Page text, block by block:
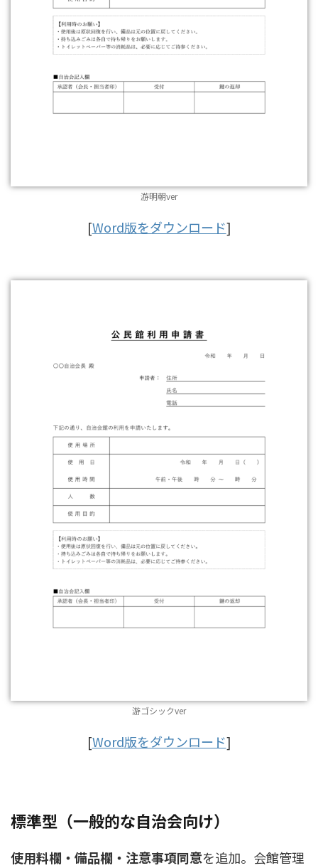
游明朝ver
[Word版をダウンロード]
游ゴシックver
[Word版をダウンロード]
標準型（一般的な自治会向け）
使用料欄・備品欄・注意事項同意を追加。会館管理